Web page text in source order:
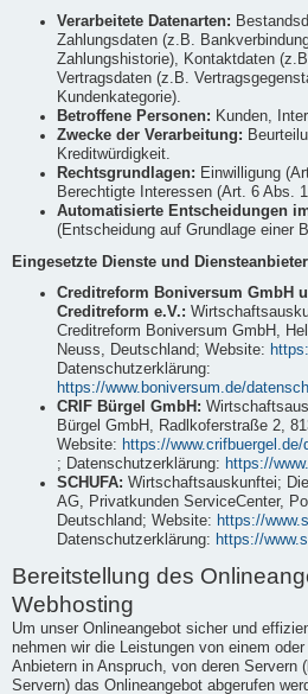
Verarbeitete Datenarten:
Zahlungsdaten (z.B.
Zahlungshistorie), Kontaktdaten
Vertragsdaten (z.B.
Kundenkategorie).
Betroffene Personen: Kunden,
Zwecke der Verarbeitung:
Kreditwürdigkeit.
Rechtsgrundlagen: Einwilligung
Berechtigte Interessen (Art. 6 Abs.
Automatisierte Entscheidungen
(Entscheidung auf Grundlage einer
Eingesetzte Dienste und
Creditreform Boniversum GmbH
Creditreform e.V.:
Creditreform Boniversum GmbH,
Neuss, Deutschland; Website:
Datenschutzerklärung:
https://www.boniversum.de/
CRIF Bürgel GmbH:
Bürgel GmbH, Radlkoferstraße 2,
Website: https://
; Datenschutzerklärung: https://
SCHUFA: Wirtschaftsauskunftei;
AG, Privatkunden ServiceCenter,
Deutschland; Website: https://
Datenschutzerklärung: https://
Bereitstellung des
Webhosting
Um unser Onlineangebot sicher und
nehmen wir die Leistungen von einem
Anbietern in Anspruch, von deren Servern
Servern) das Onlineangebot abgerufen